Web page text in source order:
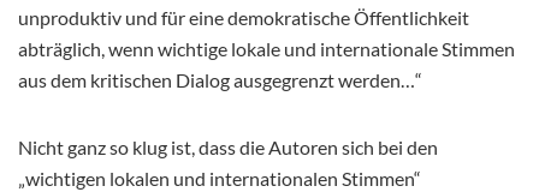
unproduktiv und für eine demokratische Öffentlichkeit
abträglich, wenn wichtige lokale und internationale Stimmen
aus dem kritischen Dialog ausgegrenztwerden…“
Nicht ganz so klug ist, dass die Autoren sich bei den
„wichtigen lokalen und internationalen Stimmen“